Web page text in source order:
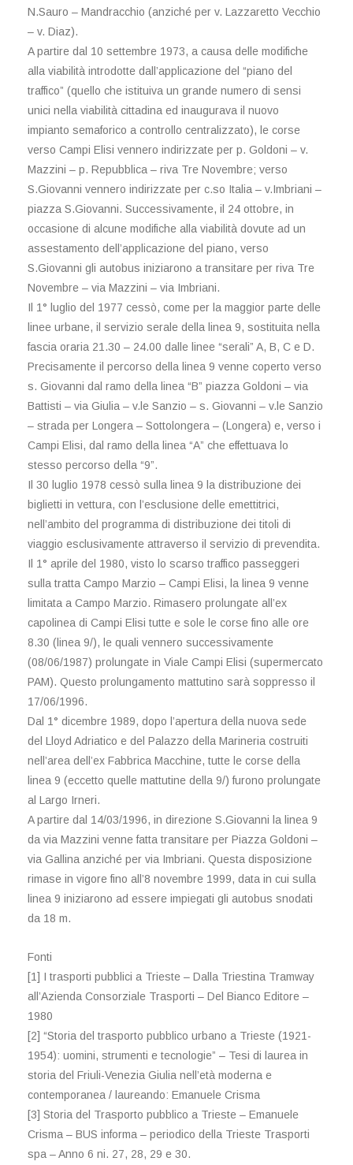
N.Sauro – Mandracchio (anziché per v. Lazzaretto Vecchio
– v. Diaz).
A partire dal 10 settembre 1973, a causa delle modifiche
alla viabilità introdotte dall’applicazione del “piano del
traffico” (quello che istituiva un grande numero di sensi
unici nella viabilità cittadina ed inaugurava il nuovo
impianto semaforico a controllo centralizzato), le corse
verso Campi Elisi vennero indirizzate per p. Goldoni – v.
Mazzini – p. Repubblica – riva Tre Novembre; verso
S.Giovanni vennero indirizzate per c.so Italia – v.Imbriani –
piazza S.Giovanni. Successivamente, il 24 ottobre, in
occasione di alcune modifiche alla viabilità dovute ad un
assestamento dell’applicazione del piano, verso
S.Giovanni gli autobus iniziarono a transitare per riva Tre
Novembre – via Mazzini – via Imbriani.
Il 1° luglio del 1977 cessò, come per la maggior parte delle
linee urbane, il servizio serale della linea 9, sostituita nella
fascia oraria 21.30 – 24.00 dalle linee “serali” A, B, C e D.
Precisamente il percorso della linea 9 venne coperto verso
s. Giovanni dal ramo della linea “B” piazza Goldoni – via
Battisti – via Giulia – v.le Sanzio – s. Giovanni – v.le Sanzio
– strada per Longera – Sottolongera – (Longera) e, verso i
Campi Elisi, dal ramo della linea “A” che effettuava lo
stesso percorso della “9”.
Il 30 luglio 1978 cessò sulla linea 9 la distribuzione dei
biglietti in vettura, con l’esclusione delle emettitrici,
nell’ambito del programma di distribuzione dei titoli di
viaggio esclusivamente attraverso il servizio di prevendita.
Il 1° aprile del 1980, visto lo scarso traffico passeggeri
sulla tratta Campo Marzio – Campi Elisi, la linea 9 venne
limitata a Campo Marzio. Rimasero prolungate all’ex
capolinea di Campi Elisi tutte e sole le corse fino alle ore
8.30 (linea 9/), le quali vennero successivamente
(08/06/1987) prolungate in Viale Campi Elisi (supermercato
PAM). Questo prolungamento mattutino sarà soppresso il
17/06/1996.
Dal 1° dicembre 1989, dopo l’apertura della nuova sede
del Lloyd Adriatico e del Palazzo della Marineria costruiti
nell’area dell’ex Fabbrica Macchine, tutte le corse della
linea 9 (eccetto quelle mattutine della 9/) furono prolungate
al Largo Irneri.
A partire dal 14/03/1996, in direzione S.Giovanni la linea 9
da via Mazzini venne fatta transitare per Piazza Goldoni –
via Gallina anziché per via Imbriani. Questa disposizione
rimase in vigore fino all’8 novembre 1999, data in cui sulla
linea 9 iniziarono ad essere impiegati gli autobus snodati
da 18 m.
Fonti
[1] I trasporti pubblici a Trieste – Dalla Triestina Tramway
all’Azienda Consorziale Trasporti – Del Bianco Editore –
1980
[2] “Storia del trasporto pubblico urbano a Trieste (1921-
1954): uomini, strumenti e tecnologie” – Tesi di laurea in
storia del Friuli-Venezia Giulia nell’età moderna e
contemporanea / laureando: Emanuele Crisma
[3] Storia del Trasporto pubblico a Trieste – Emanuele
Crisma – BUS informa – periodico della Trieste Trasporti
spa – Anno 6 ni. 27, 28, 29 e 30.